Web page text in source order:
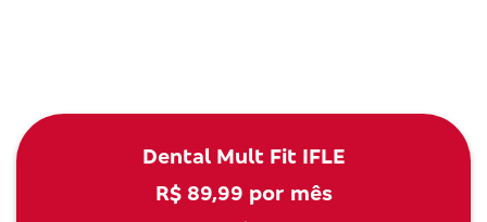
Dental Mult Fit IFLE
R$ 89,99 por mês